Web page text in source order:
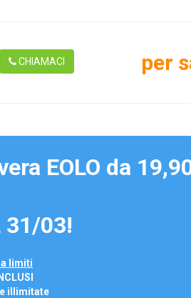
CHIAMACI per
EOLO da
31/03!
limiti
illimitate